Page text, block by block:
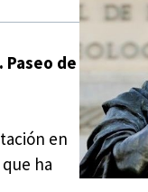
de
en
que ha